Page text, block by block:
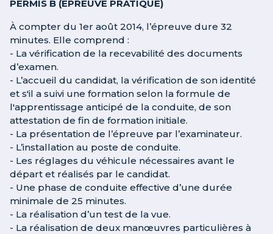
PERMIS B (EPREUVE PRATIQUE)
À compter du 1er août 2014, l’épreuve dure 32
minutes. Elle comprend :
- La vérification de la recevabilité des documents
d’examen.
- L’accueil du candidat, la vérification de son identité
et s'il a suivi une formation selon la formule de
l'apprentissage anticipé de la conduite, de son
attestation de fin de formation initiale.
- La présentation de l’épreuve par l’examinateur.
- L’installation au poste de conduite.
- Les réglages du véhicule nécessaires avant le
départ et réalisés par le candidat.
- Une phase de conduite effective d’une durée
minimale de 25 minutes.
- La réalisation d’un test de la vue.
- La réalisation de deux manœuvres particulières à